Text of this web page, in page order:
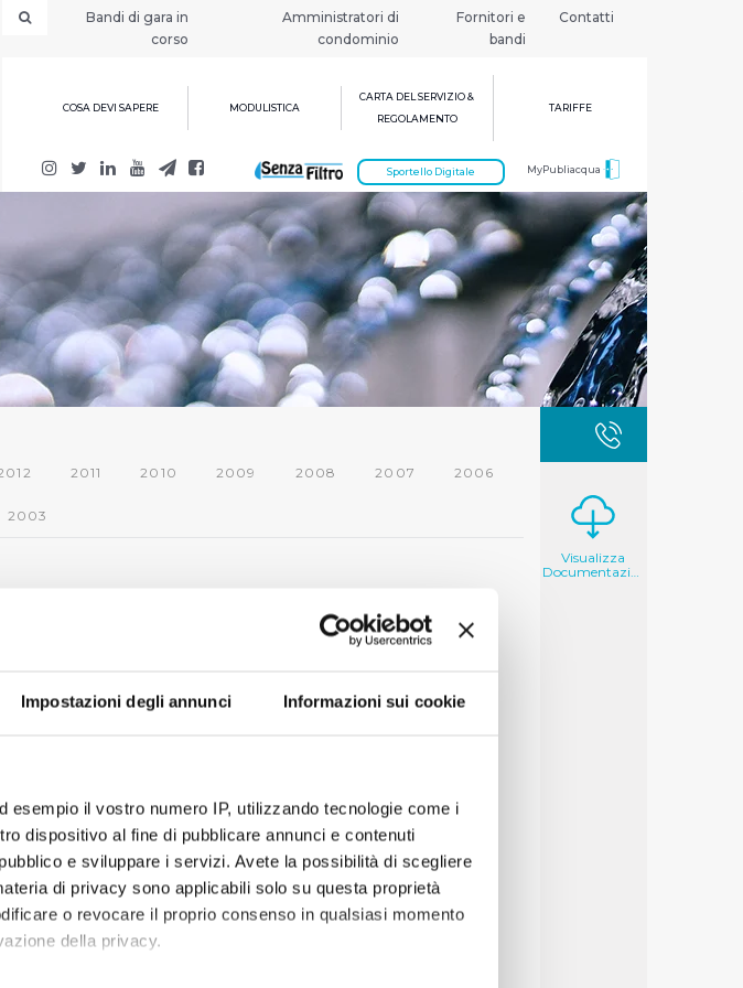
Impostazioni degli annunci Informazioni sui cookie
esempio il vostro numero IP, utilizzando tecnologie come i
dispositivo al fine di pubblicare annunci e contenuti
e sviluppare i servizi. Avete la possibilità di scegliere
di privacy sono applicabili solo su questa proprietà
o revocare il proprio consenso in qualsiasi momento
della privacy.
Bandi di gara in
corso
Amministratori di
condominio
Fornitori e
bandi
Contatti
COSA DEVI SAPERE MODULISTICA
CARTA DEL SERVIZIO &
REGOLAMENTO
TARIFFE
MyPubliacqua
Sportello Digitale
2011 2010 2009 2008 2007 2006
2003
Visualizza
Documentazione